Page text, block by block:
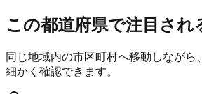
この都道府県で注目され
同じ地域内の市区町村へ移動しながら
細かく確認できます。